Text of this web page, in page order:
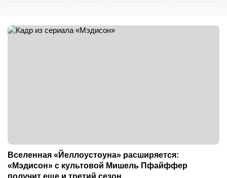
Вселенная «Йеллоустоуна» расширяется:
«Мэдисон» с культовой Мишель Пфайффер